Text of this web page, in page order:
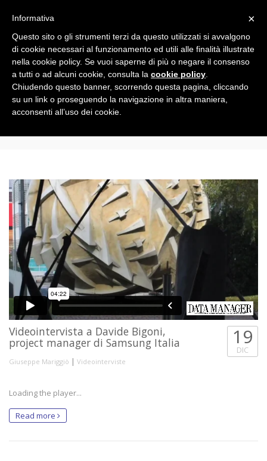
All
davide bigoni
Videointervista a Davide Bigoni,
project manager di Samsung Italia
Giuseppe Mariggiò | Videointerviste
19
DIC
Loading the player...
Read more
×
Informativa
Questo sito o gli strumenti terzi da questo utilizzati si avvalgono
di cookie necessari al funzionamento ed utili alle finalità illustrate
nella cookie policy. Se vuoi saperne di più o negare il consenso
a tutti o ad alcuni cookie, consulta la cookie policy
Chiudendo questo banner, scorrendo questa pagina, cliccando
su un link o proseguendo la navigazione in altra maniera,
acconsenti all’uso dei cookie.